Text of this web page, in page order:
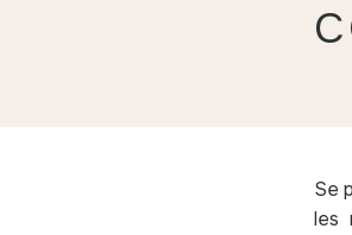
Se
les